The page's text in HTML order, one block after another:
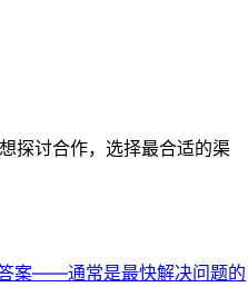
探讨合作，选择最合适的渠
案——通常是最快解决问题的